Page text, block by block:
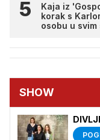
Kaja iz
korak s
osobu u
SHOW